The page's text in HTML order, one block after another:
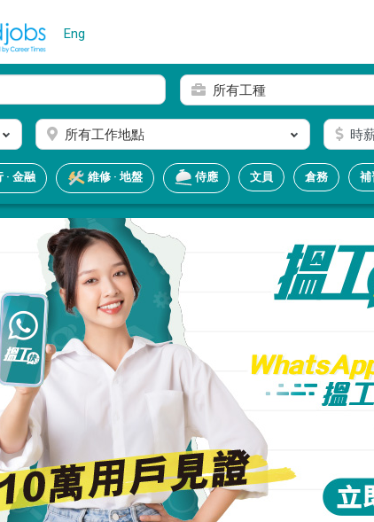
Eng
所有工種
所有工作地點 時
· 金融 維修 · 地盤 侍應 文員 倉務 補